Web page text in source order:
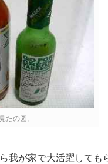
たの図。
我が家で大活躍しても